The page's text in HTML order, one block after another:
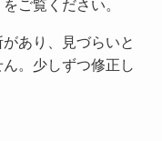
をご覧ください。
あり、見づらいと
。少しずつ修正し